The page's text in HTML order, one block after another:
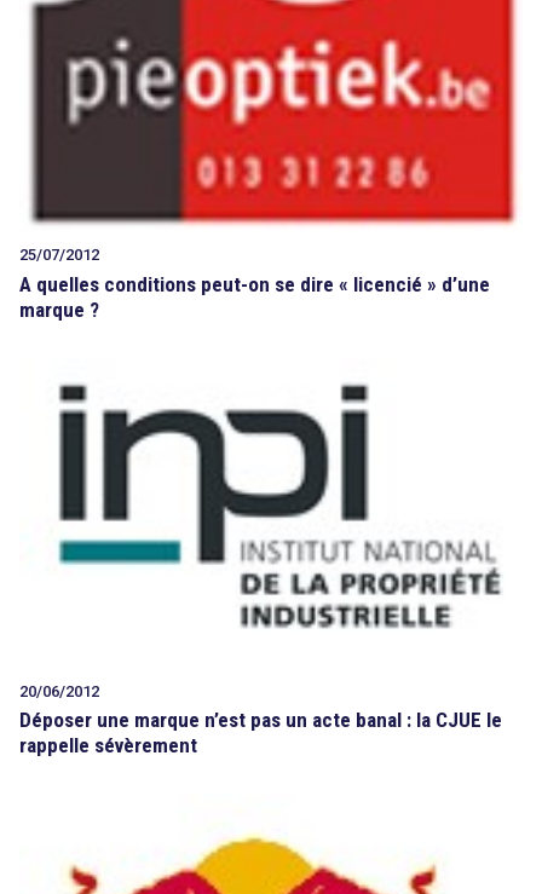
25/07/2012
A quelles conditions peut-on se dire « licencié » d’une
marque ?
20/06/2012
Déposer une marque n’est pas un acte banal : la CJUE le
rappelle sévèrement